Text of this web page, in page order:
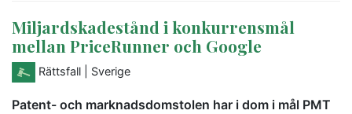
Miljardskadestånd i konkurrensmål
mellan PriceRunner och Google
Rättsfall | Sverige
Patent- och marknadsdomstolen har i dom i mål PMT